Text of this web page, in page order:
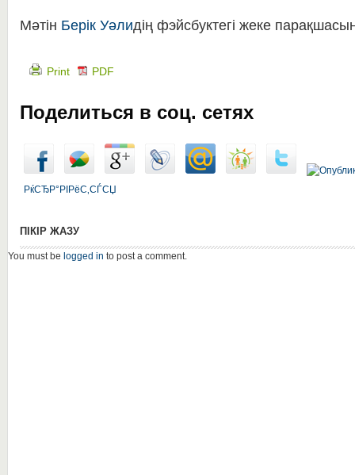
Мәтін Берік Уәлидің фэйсбуктегі жеке
Print PDF
Поделиться в соц. сетях
РќСЂР°РІРёС‚СЃСЏ
ПІКІР ЖАЗУ
You must be logged in to post a comment.